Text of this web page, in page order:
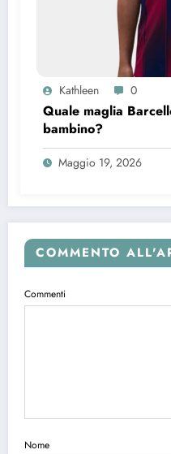
Kathleen 0
Quale maglia
bambino?
Maggio 19, 2026
COMMENTO
Commenti
Nome